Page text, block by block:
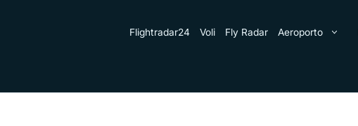
Flightradar24 Voli Fly Radar Aeroporto